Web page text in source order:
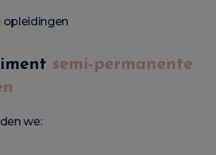
opleidingen
semi-permanente
we: